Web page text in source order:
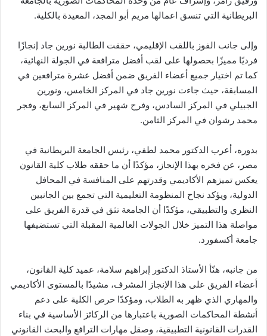
البريطانية التي تنسق اعمالها مريم أبو المجد، المعيدة بالكلية.
وإلى جانب الفوز باللقب الإقليمي، حققت الطالبة نورين جاد إنجازًا
فرديًا مميزًا بحصولها على لقب أفضل مترافعة في الجولة النهائية،
كما تم اختيار جميع أعضاء الفريق ضمن أفضل عشرة مترافعين في
المسابقة، حيث جاءت نورين جاد في المركز الخامس، ونورين
الجبيلي في المركز السادس، وفرح شهير في المركز السابع، وفجر
محمد رشوان في المركز الثامن.
بدوره، أعرب الدكتور محمد لطفي، رئيس الجامعة البريطانية في
مصر، عن فخره بهذا الإنجاز، مؤكدًا أن ما حققه طلاب كلية القانون
يعكس تميزهم الأكاديمي وقدرتهم على المنافسة في المحافل
الدولية، ويؤكد نجاح المنظومة التعليمية التي تجمع بين الجانبين
النظري والتطبيقي، مؤكدًا أن الجامعة تثق في قدرة الفريق على
مواصلة هذا التميز خلال الجولات العالمية المقبلة التي تستضيفها
جامعة أكسفورد.
من جانبه، هنّأ الأستاذ الدكتور إبراهيم سلامة، عميد كلية القانون،
أعضاء الفريق على هذا الإنجاز المشرف، مشيدًا بالمستوى الأكاديمي
والمهاري الذي ظهر به الطلاب، ومؤكدًا حرص الكلية على دعم
أنشطة المحاكمات الصورية باعتبارها من الركائز الأساسية في بناء
القدرات القانونية التطبيقية، وصقل مهارات الترافع والبحث القانوني